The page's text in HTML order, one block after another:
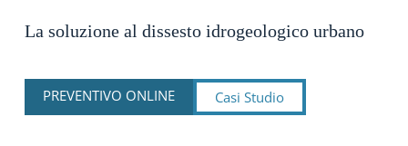
La soluzione al dissesto idrogeologico urbano
PREVENTIVO ONLINE Casi Studio